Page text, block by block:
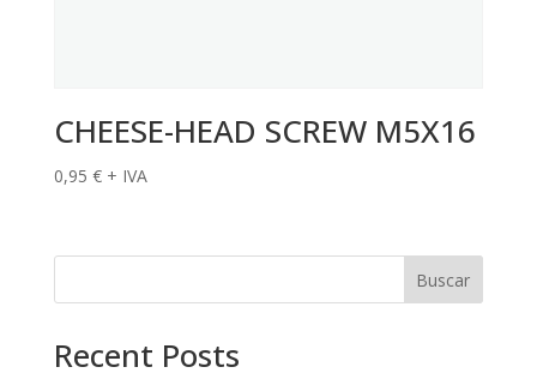
CHEESE-HEAD SCREW M5X16
0,95 € + IVA
Buscar
Recent Posts